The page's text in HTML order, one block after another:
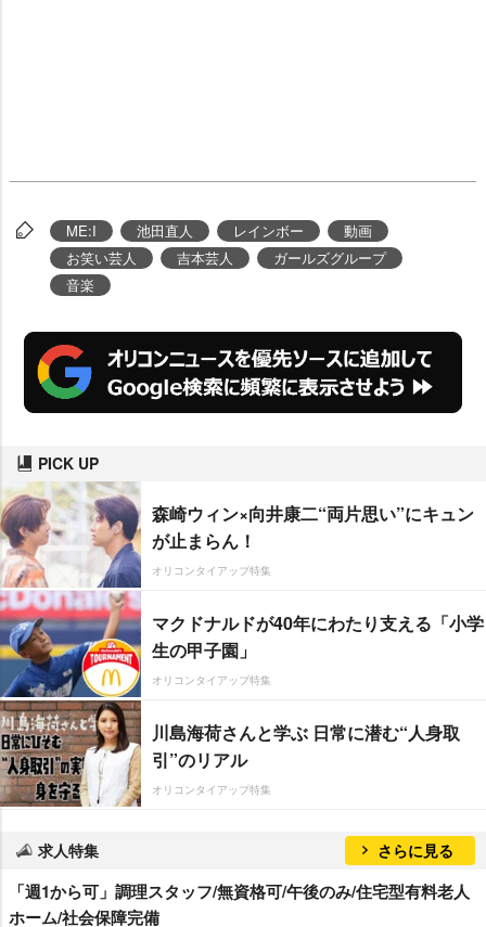
ME:I 池田直人 レインボー
動画
お笑い芸人
吉本芸人
ガールズグループ
音楽
PICK UP
森崎ウィン×向井康二“両片思い”にキュン
が止まらん！
オリコンタイアップ特集
マクドナルドが40年にわたり支える「小学
生の甲子園」
オリコンタイアップ特集
川島海荷さんと学ぶ 日常に潜む“人身取
引”のリアル
オリコンタイアップ特集
求人特集 さらに見る
「週1から可」調理スタッフ/無資格可/午後のみ/住宅型有料老人
ホーム/社会保障完備